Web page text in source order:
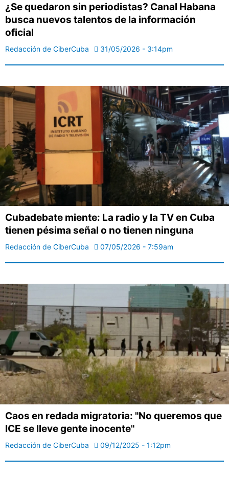
¿Se quedaron sin periodistas? Canal Habana
busca nuevos talentos de la información
oficial
Redacción de CiberCuba 31/05/2026 - 3:14pm
Cubadebate miente: La radio y la TV en Cuba
tienen pésima señal o no tienen ninguna
Redacción de CiberCuba 07/05/2026 - 7:59am
Caos en redada migratoria: "No queremos que
ICE se lleve gente inocente"
Redacción de CiberCuba 09/12/2025 - 1:12pm